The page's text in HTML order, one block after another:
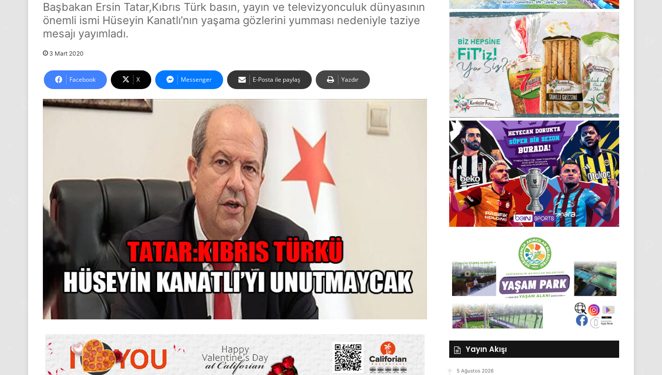
Başbakan Ersin Tatar,Kıbrıs Türk basın, yayın ve televizyonculuk dünyasının
önemli ismi Hüseyin Kanatlı’nın yaşama gözlerini yumması nedeniyle taziye
mesajı yayımladı.
3 Mart 2020
Facebook X Messenger E-Posta ile paylaş Yazdır
Yayın Akışı
5 Ağustos 2026